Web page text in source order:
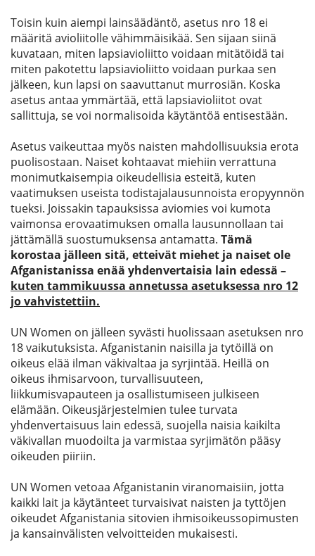
Toisin kuin aiempi lainsäädäntö, asetus nro 18 ei
määritä avioliitolle vähimmäisikää. Sen sijaan siinä
kuvataan, miten lapsiavioliitto voidaan mitätöidä tai
miten pakotettu lapsiavioliitto voidaan purkaa sen
jälkeen, kun lapsi on saavuttanut murrosiän. Koska
asetus antaa ymmärtää, että lapsiavioliitot ovat
sallittuja, se voi normalisoida käytäntöä entisestään.
Asetus vaikeuttaa myös naisten mahdollisuuksia erota
puolisostaan. Naiset kohtaavat miehiin verrattuna
monimutkaisempia oikeudellisia esteitä, kuten
vaatimuksen useista todistajalausunnoista eropyynnön
tueksi. Joissakin tapauksissa aviomies voi kumota
vaimonsa erovaatimuksen omalla lausunnollaan tai
jättämällä suostumuksensa antamatta. Tämä
korostaa jälleen sitä, etteivät miehet ja naiset ole
Afganistanissa enää yhdenvertaisia lain edessä –
kuten tammikuussa annetussa asetuksessa nro 12
jo vahvistettiin.
UN Women on jälleen syvästi huolissaan asetuksen nro
18 vaikutuksista. Afganistanin naisilla ja tytöillä on
oikeus elää ilman väkivaltaa ja syrjintää. Heillä on
oikeus ihmisarvoon, turvallisuuteen,
liikkumisvapauteen ja osallistumiseen julkiseen
elämään. Oikeusjärjestelmien tulee turvata
yhdenvertaisuus lain edessä, suojella naisia kaikilta
väkivallan muodoilta ja varmistaa syrjimätön pääsy
oikeuden piiriin.
UN Women vetoaa Afganistanin viranomaisiin, jotta
kaikki lait ja käytänteet turvaisivat naisten ja tyttöjen
oikeudet Afganistania sitovien ihmisoikeussopimusten
ja kansainvälisten velvoitteiden mukaisesti.